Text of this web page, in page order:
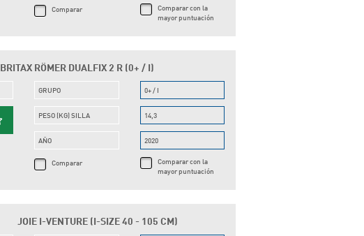
Comparar
Comparar con la
mayor puntuación
BRITAX RÖMER DUALFIX 2 R (0+ / I)
GRUPO
PESO (KG) SILLA
AÑO
Comparar
0+ / I
14,3
2020
Comparar con la
mayor puntuación
JOIE I-VENTURE (I-SIZE 40 - 105 CM)